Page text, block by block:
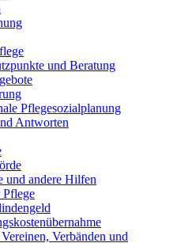
und Beratung
Pflegesozialplanung
Antworten
und andere Hilfen
Verbänden und